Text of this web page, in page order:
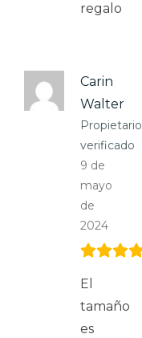
regalo
Carin
Walter
Propietario
verificado
9 de
mayo
de
2024
El
tamaño
es